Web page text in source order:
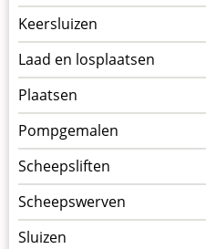
Keersluizen
Laad en losplaatsen
Plaatsen
Pompgemalen
Scheepsliften
Scheepswerven
Sluizen